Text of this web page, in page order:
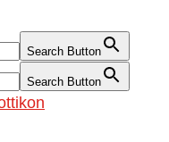
Search Button
Search Button